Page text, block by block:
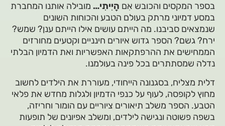
בספר המקסים והכובש אִם הָיִיתִי… מובילה אותנו המחברת
במסע דמיוני מרתק בעולם הטבע והכוחות השונים
שנמצאים סביבנו. מה הייתם עושים אילו הייתם ענן? שמש?
ירח? גשם? הספר גדוש איורים חינניים וקטעים מחורזים
הממחישים את ההרפתקאות האפשריות ואת הדמיון הבלתי
נדלה שמסתתרים בכל פינה בעולמנו.
דלית מצליח, בסגנונה הייחודי, מעוררת את הילדים לחשוב
מחוץ לקופסה, לעוף על כנפי הדמיון ולגלות מחדש את פלאי
הטבע. הספר משלב תיאורים ציוריים עם הומור וחריזה,
בשפה פשוטה ונגישה לילדים, ומשלב אפיונים של תופעות